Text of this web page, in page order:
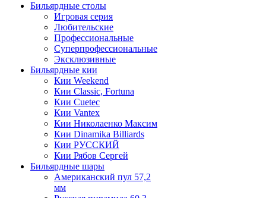
Бильярдные столы
Игровая серия
Любительские
Профессиональные
Суперпрофессиональные
Эксклюзивные
Бильярдные кии
Кии Weekend
Кии Classic, Fortuna
Кии Cuetec
Кии Vantex
Кии Николаенко Максим
Кии Dinamika Billiards
Кии РУССКИЙ
Кии Рябов Сергей
Бильярдные шары
Американский пул 57,2
мм